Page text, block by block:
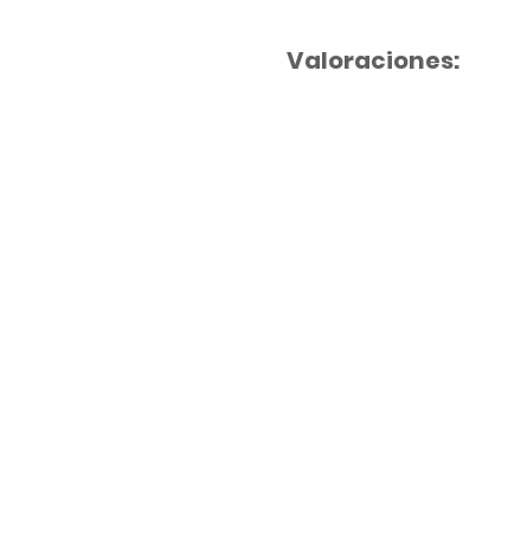
Valoraciones: